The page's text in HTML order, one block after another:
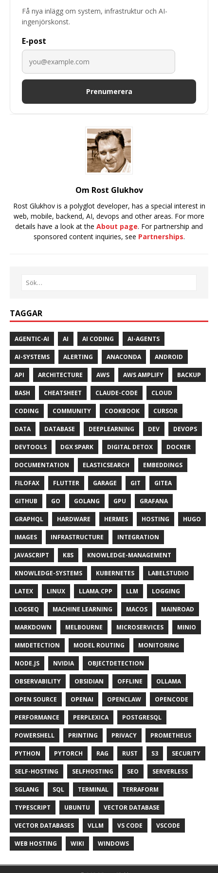
Få nya inlägg om system, infrastruktur och AI-
ingenjörskonst.
E-post
Prenumerera
Om Rost Glukhov
Rost Glukhov is a polyglot developer, has a special interest in
web, mobile, backend, AI, devops and other areas. For more
details have a look at the About page. For partnership and
sponsored content inquiries, see Partnerships.
TAGGAR
AGENTIC-AI AI AI CODING AI-AGENTS
AI-SYSTEMS ALERTING ANACONDA ANDROID
API ARCHITECTURE AWS AWS AMPLIFY BACKUP
BASH CHEATSHEET CLAUDE-CODE CLOUD
CODING COMMUNITY COOKBOOK CURSOR
DATA DATABASE DEEPLEARNING DEV DEVOPS
DEVTOOLS DGX SPARK DIGITAL DETOX DOCKER
DOCUMENTATION ELASTICSEARCH EMBEDDINGS
FILOFAX FLUTTER GARAGE GIT GITEA
GITHUB GO GOLANG GPU GRAFANA
GRAPHQL HARDWARE HERMES HOSTING HUGO
IMAGES INFRASTRUCTURE INTEGRATION
JAVASCRIPT K8S KNOWLEDGE-MANAGEMENT
KNOWLEDGE-SYSTEMS KUBERNETES LABELSTUDIO
LATEX LINUX LLAMA.CPP LLM LOGGING
LOGSEQ MACHINE LEARNING MACOS MAINROAD
MARKDOWN MELBOURNE MICROSERVICES MINIO
MMDETECTION MODEL ROUTING MONITORING
NODE.JS NVIDIA OBJECTDETECTION
OBSERVABILITY OBSIDIAN OFFLINE OLLAMA
OPEN SOURCE OPENAI OPENCLAW OPENCODE
PERFORMANCE PERPLEXICA POSTGRESQL
POWERSHELL PRINTING PRIVACY PROMETHEUS
PYTHON PYTORCH RAG RUST S3 SECURITY
SELF-HOSTING SELFHOSTING SEO SERVERLESS
SGLANG SQL TERMINAL TERRAFORM
TYPESCRIPT UBUNTU VECTOR DATABASE
VECTOR DATABASES VLLM VS CODE VSCODE
WEB HOSTING WIKI WINDOWS